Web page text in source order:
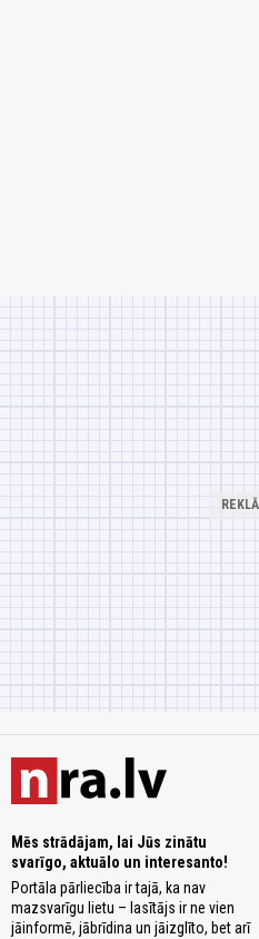
Mēs strādājam, lai Jūs zinātu
svarīgo, aktuālo un interesanto!
Portāla pārliecība ir tajā, ka nav
mazsvarīgu lietu – lasītājs ir ne vien
jāinformē, jābrīdina un jāizglīto, bet arī